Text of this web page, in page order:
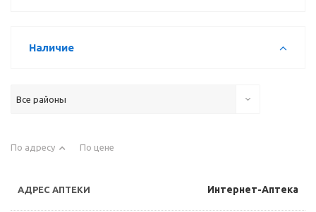
Наличие
Все районы
По адресу По цене
Интернет-Аптека